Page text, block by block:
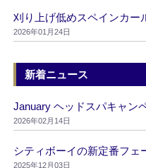
刈り上げ低めスペインカー
2026年01月24日
新着ニュース
January ヘッドスパキャン
2026年02月14日
シティボーイの新定番フェ
2025年12月03日